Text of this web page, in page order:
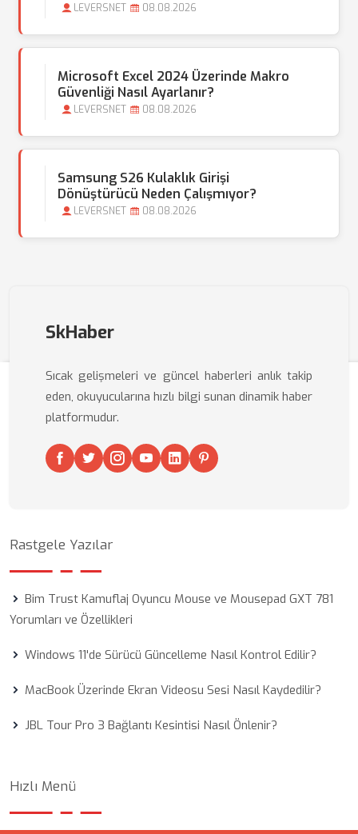
LEVERSNET 08.08.2026
Microsoft Excel 2024 Üzerinde Makro
Güvenliği Nasıl Ayarlanır?
LEVERSNET 08.08.2026
Samsung S26 Kulaklık Girişi
Dönüştürücü Neden Çalışmıyor?
LEVERSNET 08.08.2026
SkHaber
Sıcak gelişmeleri ve güncel haberleri anlık takip
eden, okuyucularına hızlı bilgi sunan dinamik haber
platformudur.
Rastgele Yazılar
Bim Trust Kamuflaj Oyuncu Mouse ve Mousepad GXT 781
Yorumları ve Özellikleri
Windows 11'de Sürücü Güncelleme Nasıl Kontrol Edilir?
MacBook Üzerinde Ekran Videosu Sesi Nasıl Kaydedilir?
JBL Tour Pro 3 Bağlantı Kesintisi Nasıl Önlenir?
Hızlı Menü